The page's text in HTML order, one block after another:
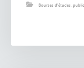
Bourses d'études,